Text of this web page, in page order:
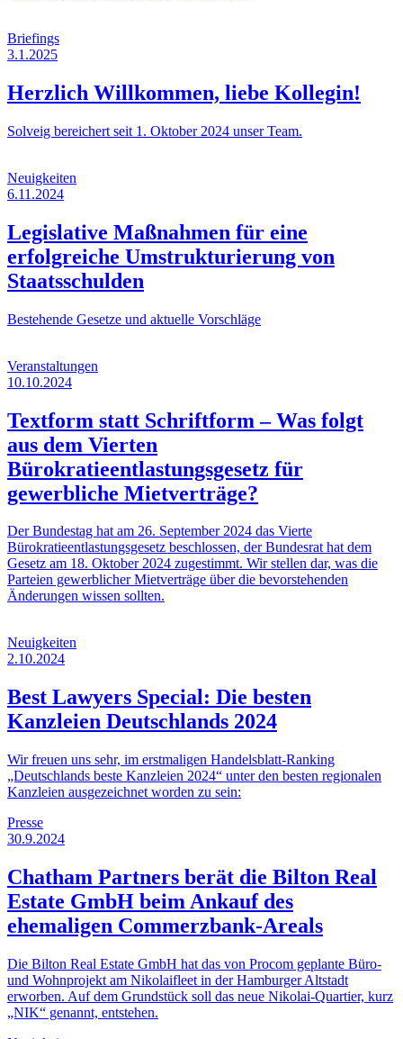
Briefings
3.1.2025
Herzlich Willkommen, liebe Kollegin!
Solveig bereichert seit 1. Oktober 2024 unser Team.
Neuigkeiten
6.11.2024
Legislative Maßnahmen für eine
erfolgreiche Umstrukturierung von
Staatsschulden
Bestehende Gesetze und aktuelle Vorschläge
Veranstaltungen
10.10.2024
Textform statt Schriftform – Was folgt
aus dem Vierten
Bürokratieentlastungsgesetz für
gewerbliche Mietverträge?
Der Bundestag hat am 26. September 2024 das Vierte
Bürokratieentlastungsgesetz beschlossen, der Bundesrat hat dem
Gesetz am 18. Oktober 2024 zugestimmt. Wir stellen dar, was die
Parteien gewerblicher Mietverträge über die bevorstehenden
Änderungen wissen sollten.
Neuigkeiten
2.10.2024
Best Lawyers Special: Die besten
Kanzleien Deutschlands 2024
Wir freuen uns sehr, im erstmaligen Handelsblatt-Ranking
„Deutschlands beste Kanzleien 2024“ unter den besten regionalen
Kanzleien ausgezeichnet worden zu sein:
Presse
30.9.2024
Chatham Partners berät die Bilton Real
Estate GmbH beim Ankauf des
ehemaligen Commerzbank-Areals
Die Bilton Real Estate GmbH hat das von Procom geplante Büro-
und Wohnprojekt am Nikolaifleet in der Hamburger Altstadt
erworben. Auf dem Grundstück soll das neue Nikolai-Quartier, kurz
„NIK“ genannt, entstehen.